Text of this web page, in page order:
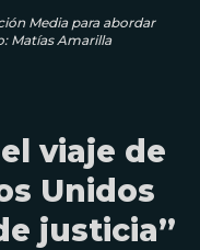
Media para abordar
Matías Amarilla
viaje de
Unidos
justicia”